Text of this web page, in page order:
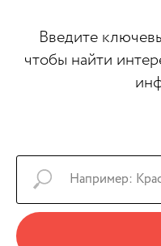
Введите
чтобы найти